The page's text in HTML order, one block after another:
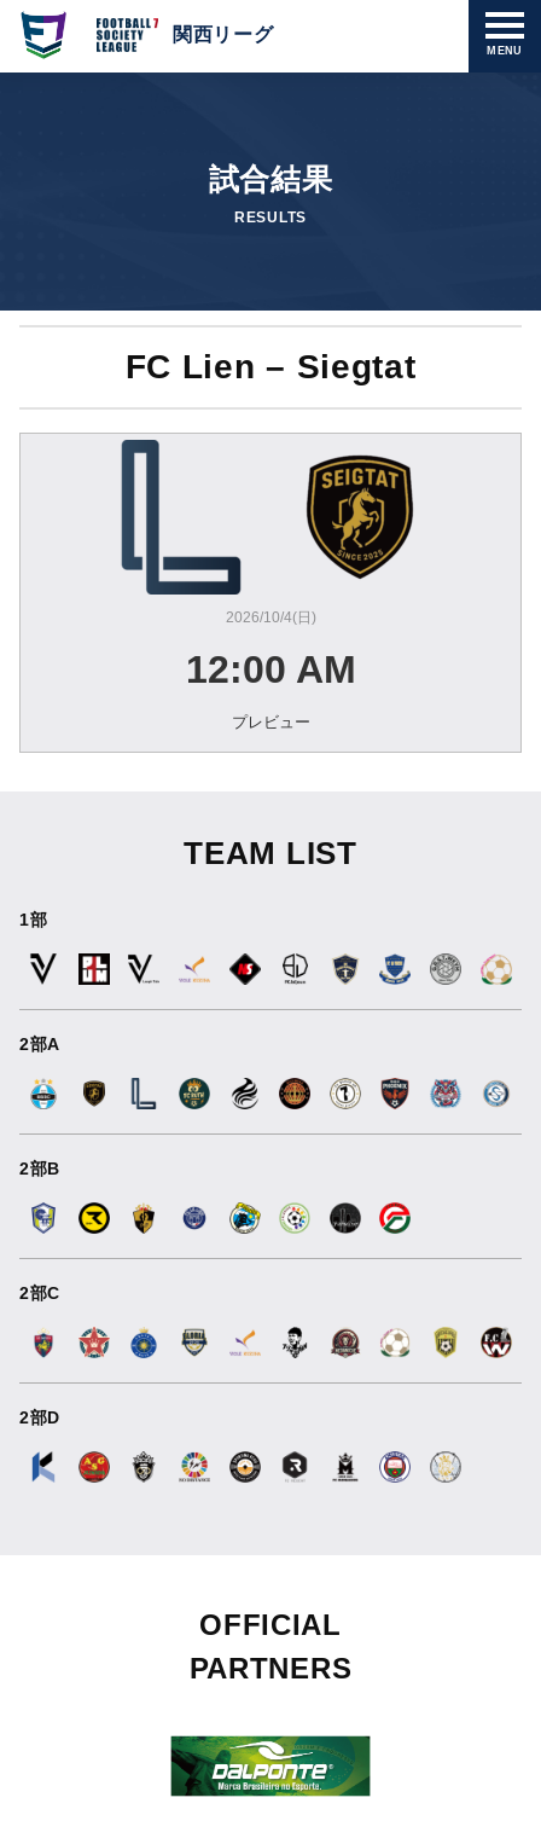
MENU
関西リーグ
試合結果
RESULTS
FC Lien – Siegtat
2026/10/4(日)
12:00 AM
プレビュー
TEAM LIST
1部
2部A
2部B
2部C
2部D
OFFICIAL
PARTNERS